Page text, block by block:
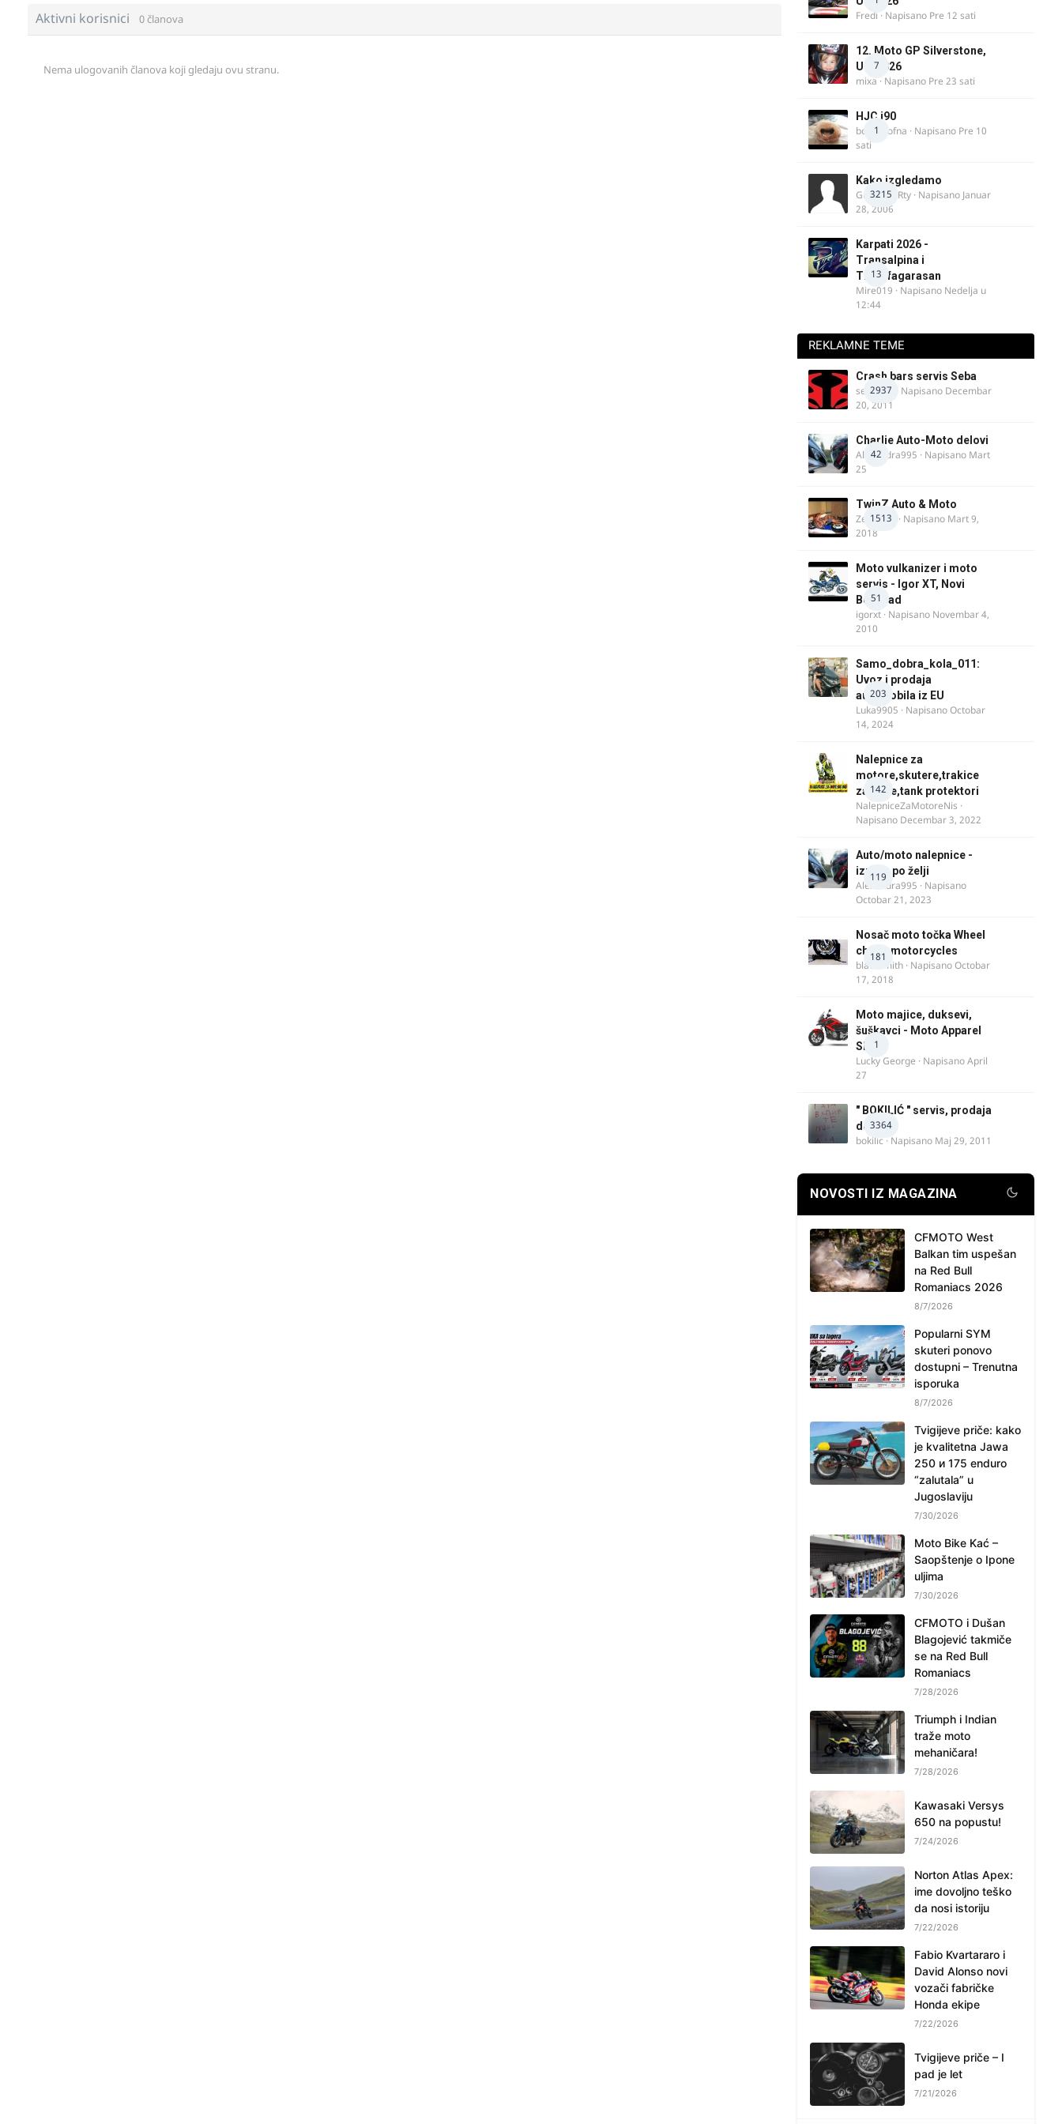
Aktivni korisnici 0 članova
Nema ulogovanih članova koji gledaju ovu stranu.
Fredi · Napisano Pre 12 sati
7
12. Moto GP Silverstone,
UK, 2026
mixa · Napisano Pre 23 sati
1
HJC i90
bobi_krofna · Napisano Pre 10
sati
3215
Kako izgledamo
Guest diRRty · Napisano Januar
28, 2006
13
Karpati 2026 -
Transalpina i
Transfagarasan
Mire019 · Napisano Nedelja u
12:44
REKLAMNE TEME
2937
Crash bars servis Seba
seba011 · Napisano Decembar
20, 2011
42
Charlie Auto-Moto delovi
Alexandra995 · Napisano Mart
25
1513
TwinZ Auto & Moto
Zeljkamp · Napisano Mart 9,
2018
51
Moto vulkanizer i moto
servis - Igor XT, Novi
Beograd
igorxt · Napisano Novembar 4,
2010
203
Samo_dobra_kola_011:
Uvoz i prodaja
automobila iz EU
Luka9905 · NapisanoOctobar
14, 2024
142
Nalepnice za
motore,skutere,trakice
za felne,tank protektori
NalepniceZaMotoreNis ·
Napisano Decembar 3, 2022
119
Auto/moto nalepnice -
izrada po želji
Alexandra995 · Napisano
Octobar 21, 2023
181
Nosač moto točka Wheel
chock motorcycles
blacksmith · NapisanoOctobar
17, 2018
1
Moto majice, duksevi,
šuškavci - Moto Apparel
SRB
Lucky George · NapisanoApril
27
3364
" BOKILIĆ " servis, prodaja
delova
bokilic · Napisano Maj 29, 2011
NOVOSTI IZ MAGAZINA
CFMOTO West
Balkan tim uspešan
na Red Bull
Romaniacs 2026
8/7/2026
Popularni SYM
skuteri ponovo
dostupni – Trenutna
isporuka
8/7/2026
Tvigijeve priče: kako
je kvalitetna Jawa
250 и 175 enduro
“zalutala” u
Jugoslaviju
7/30/2026
Moto Bike Kać –
Saopštenje o Ipone
uljima
7/30/2026
CFMOTO i Dušan
Blagojević takmiče
se na Red Bull
Romaniacs
7/28/2026
Triumph i Indian
traže moto
mehaničara!
7/28/2026
Kawasaki Versys
650 na popustu!
7/24/2026
Norton Atlas Apex:
ime dovoljno teško
da nosi istoriju
7/22/2026
Fabio Kvartararo i
David Alonso novi
vozači fabričke
Honda ekipe
7/22/2026
Tvigijeve priče – I
pad je let
7/21/2026